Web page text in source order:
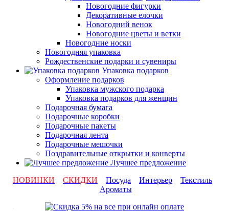
Новогодние фигурки
Декоративные елочки
Новогодний венок
Новогодние цветы и ветки
Новогодние носки
Новогодняя упаковка
Рождественские подарки и сувениры
Упаковка подарков
Оформление подарков
Упаковка мужского подарка
Упаковка подарков для женщин
Подарочная бумага
Подарочные коробки
Подарочные пакеты
Подарочная лента
Подарочные мешочки
Поздравительные открытки и конверты
Лучшее предложение
НОВИНКИ
СКИДКИ Посуда Интерьер
Текстиль
Ароматы